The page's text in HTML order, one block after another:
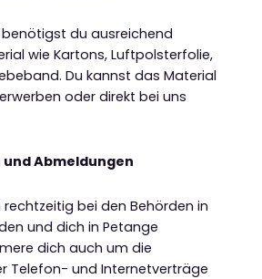
du ausreichend
wie Kartons, Luftpolsterfolie,
Du kannst das Material
oder direkt bei uns
und Abmeldungen
bei den Behörden in
und dich in Petange
dich auch um die
Telefon- und Internetverträge